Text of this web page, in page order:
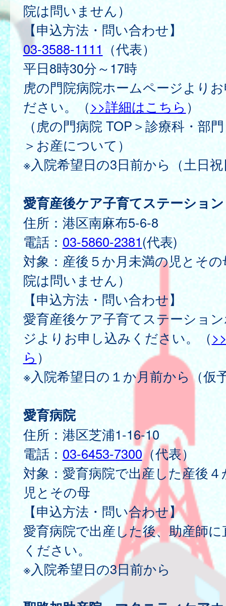
院は問いません）
【申込方法・問い合わせ】
03-3588-1111 （代表）
平日8時30分～17時
虎の門院病院ホームページより
ださい。（>>詳細はこちら ）
（虎の門病院 TOP＞診療科・部
＞お産について）
※入院希望日の3日前から（土日
愛育産後ケア子育てステーション
住所：港区南麻布5-6-8
電話： 03-5860-2381(代表)
対象：産後５か月未満の児とそ
院は問いません）
【申込方法・問い合わせ】
愛育産後ケア子育てステーショ
ジよりお申し込みください。（
ら ）
※入院希望日の１か月前から（仮
愛育病院
住所：港区芝浦1-16-10
電話： 03-6453-7300（代表）
対象：愛育病院で出産した産後
児とその母
【申込方法・問い合わせ】
愛育病院で出産した後、助産師
ください。
※入院希望日の3日前から